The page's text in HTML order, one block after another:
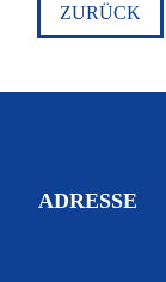
ZURÜCK
ADRESSE